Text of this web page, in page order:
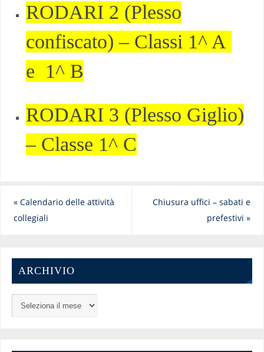
RODARI 2 (Plesso
confiscato) – Classi 1^ A
e 1^ B
RODARI 3 (Plesso Giglio)
– Classe 1^ C
«Calendario delle attività
collegiali
Chiusura uffici – sabati e
prefestivi»
ARCHIVIO